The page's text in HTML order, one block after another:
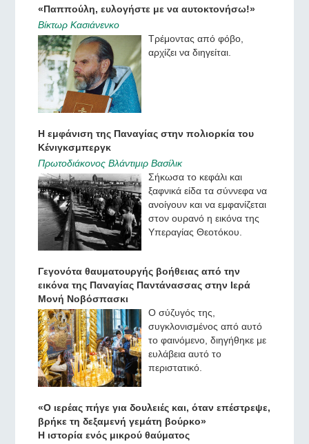
«Παππούλη, ευλογήστε με να αυτοκτονήσω!»
Βίκτωρ Κασιάνενκο
Τρέμοντας από φόβο,
αρχίζει να διηγείται.
Η εμφάνιση της Παναγίας στην πολιορκία του
Κένιγκσμπεργκ
Πρωτοδιάκονος Βλάντιμιρ Βασίλικ
Σήκωσα το κεφάλι και
ξαφνικά είδα τα σύννεφα να
ανοίγουν και να εμφανίζεται
στον ουρανό η εικόνα της
Υπεραγίας Θεοτόκου.
Γεγονότα θαυματουργής βοήθειας από την
εικόνα της Παναγίας Παντάνασσας στην Ιερά
Μονή Νοβόσπασκι
Ο σύζυγός της,
συγκλονισμένος από αυτό
το φαινόμενο, διηγήθηκε με
ευλάβεια αυτό το
περιστατικό.
«Ο ιερέας πήγε για δουλειές και, όταν επέστρεψε,
βρήκε τη δεξαμενή γεμάτη βούρκο»
Η ιστορία ενός μικρού θαύματος